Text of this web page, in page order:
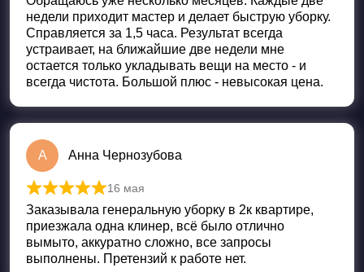
недели приходит мастер и делает быструю уборку.
Справляется за 1,5 часа. Результат всегда
устраивает, на ближайшие две недели мне
остается только укладывать вещи на место - и
всегда чистота. Большой плюс - невысокая цена.
А Анна Чернозубова
Оценка
16 мая
Заказывала генеральную уборку в 2к квартире,
приезжала одна клинер, всё было отлично
вымыто, аккуратно сложно, все запросы
выполнены. Претензий к работе нет.